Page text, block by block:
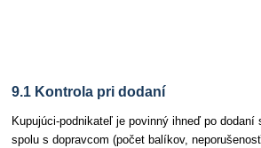
9.1 Kontrola pri dodaní
Kupujúci-podnikateľ je povinný ihneď po
spolu s dopravcom (počet balíkov,